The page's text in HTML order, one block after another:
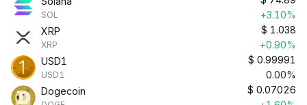
SOL
+3.10%
XRP
XRP
$ 1.038
+0.90%
USD1
USD1
$ 0.99991
0.00%
Dogecoin
$ 0.07026